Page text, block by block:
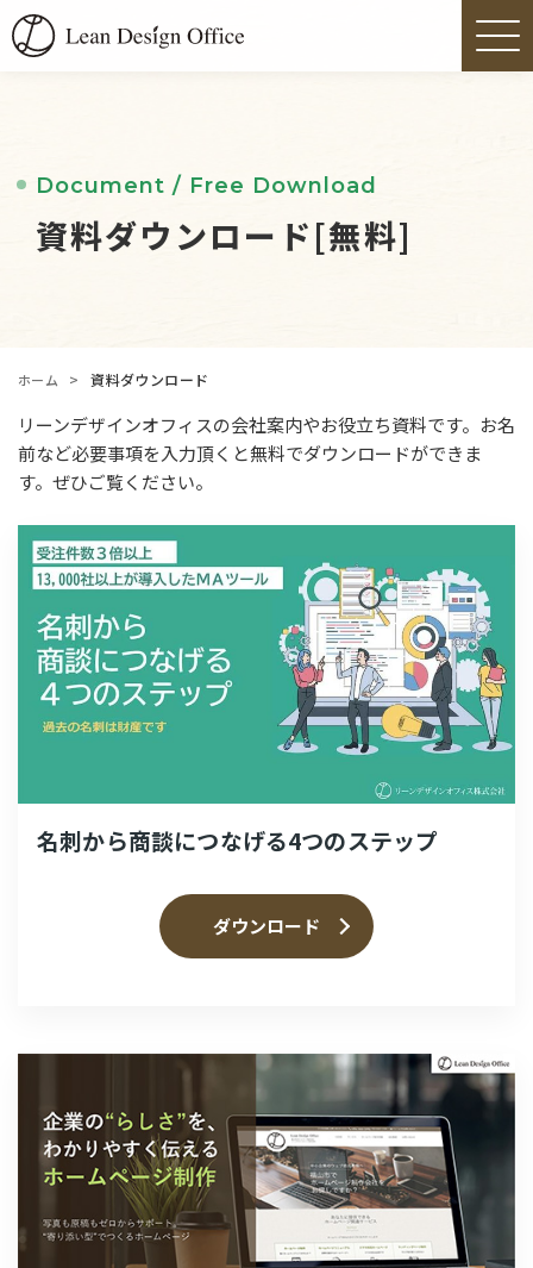
Document / Free Download
資料ダウンロード[無料]
ホーム > 資料ダウンロード
リーンデザインオフィスの会社案内やお役立ち資料です。お名
前など必要事項を入力頂くと無料でダウンロードができま
す。ぜひご覧ください。
名刺から商談につなげる4つのステップ
ダウンロード